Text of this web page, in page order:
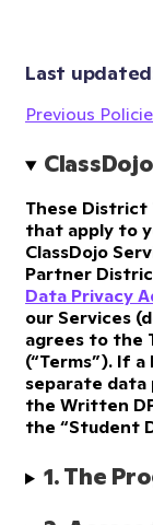
Last
Previous
These District
that apply to
ClassDojo
Partner
Data Privacy
our Services
agrees to the
(“Terms”). If
separate data
the Written
the “Student
1. The